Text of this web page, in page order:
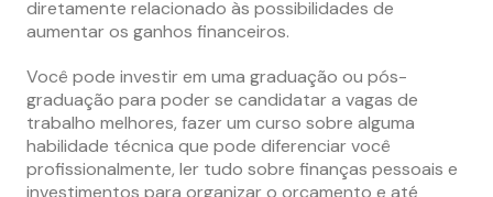
diretamente relacionado às possibilidades de
aumentar os ganhos financeiros.
Você pode investir em uma graduação ou pós-
graduação para poder se candidatar a vagas de
trabalho melhores, fazer um curso sobre alguma
habilidade técnica que pode diferenciar você
profissionalmente, ler tudo sobre finanças pessoais e
investimentos para organizar o orçamento e até